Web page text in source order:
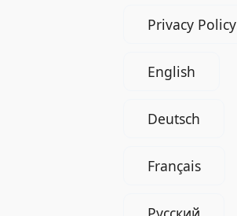
Privacy Policy
English
Deutsch
Français